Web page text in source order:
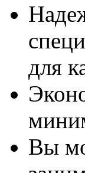
для
Вы